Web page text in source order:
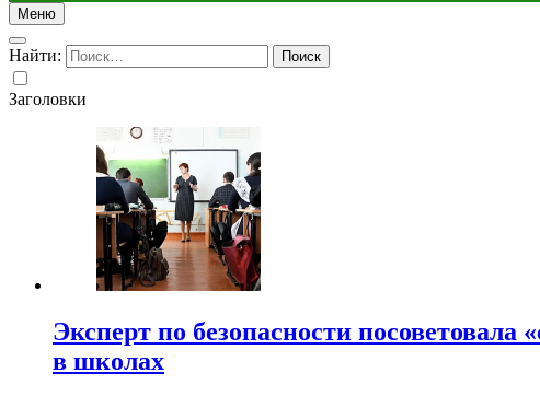
Меню
Найти:
Заголовки
Эксперт по безопасности
в школах